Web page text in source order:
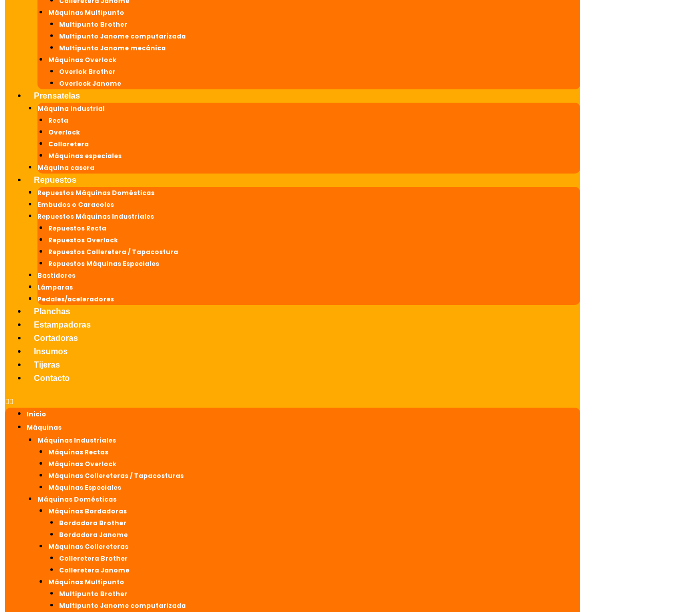
Máquinas Multipunto
Multipunto Brother
Multipunto Janome computarizada
Multipunto Janome mecánica
Máquinas Overlock
Overlok Brother
Overlock Janome
Prensatelas
Máquina industrial
Recta
Overlock
Collaretera
Máquinas especiales
Máquina casera
Repuestos
Repuestos Máquinas Domésticas
Embudos o Caracoles
Repuestos Máquinas Industriales
Repuestos Recta
Repuestos Overlock
Repuestos Colleretera / Tapacostura
Repuestos Máquinas Especiales
Bastidores
Lámparas
Pedales/aceleradores
Planchas
Estampadoras
Cortadoras
Insumos
Tijeras
Contacto
Inicio
Máquinas
Máquinas Industriales
Máquinas Rectas
Máquinas Overlock
Máquinas Collereteras / Tapacosturas
Máquinas Especiales
Máquinas Domésticas
Máquinas Bordadoras
Bordadora Brother
Bordadora Janome
Máquinas Collereteras
Colleretera Brother
Colleretera Janome
Máquinas Multipunto
Multipunto Brother
Multipunto Janome computarizada